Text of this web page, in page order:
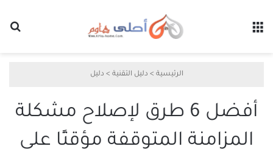
الرئيسية > دليل التقنية > دليل
أفضل 6 طرق لإصلاح مشكلة
المزامنة المتوقفة مؤقتًا على